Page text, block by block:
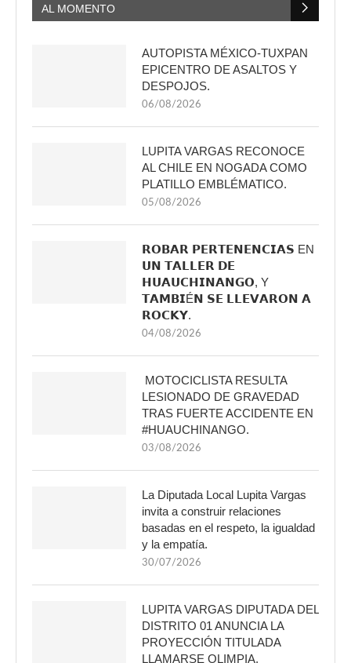
AL MOMENTO
AUTOPISTA MÉXICO-TUXPAN
EPICENTRO DE ASALTOS Y
DESPOJOS.
06/08/2026
LUPITA VARGAS RECONOCE
AL CHILE EN NOGADA COMO
PLATILLO EMBLÉMATICO.
05/08/2026
𝗥𝗢𝗕𝗔𝗥 𝗣𝗘𝗥𝗧𝗘𝗡𝗘𝗡𝗖𝗜𝗔𝗦 EN
𝗨𝗡 𝗧𝗔𝗟𝗟𝗘𝗥 𝗗𝗘
𝗛𝗨𝗔𝗨𝗖𝗛𝗜𝗡𝗔𝗡𝗚𝗢, Y
𝗧𝗔𝗠𝗕𝗜É𝗡 𝗦𝗘 𝗟𝗟𝗘𝗩𝗔𝗥𝗢𝗡 𝗔
𝗥𝗢𝗖𝗞𝗬.
04/08/2026
MOTOCICLISTA RESULTA
LESIONADO DE GRAVEDAD
TRAS FUERTE ACCIDENTE EN
#HUAUCHINANGO.
03/08/2026
La Diputada Local Lupita Vargas
invita a construir relaciones
basadas en el respeto, la igualdad
y la empatía.
30/07/2026
LUPITA VARGAS DIPUTADA DEL
DISTRITO 01 ANUNCIA LA
PROYECCIÓN TITULADA
LLAMARSE OLIMPIA.